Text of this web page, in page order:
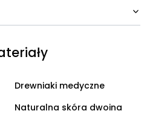
Drewniaki medyczne
Naturalna skóra dwoina